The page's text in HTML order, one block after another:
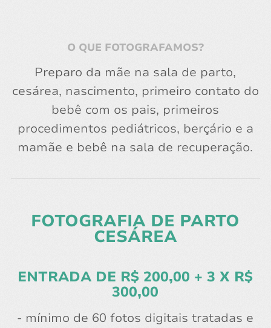
O QUE FOTOGRAFAMOS?
Preparo da mãe na sala de parto,
cesárea, nascimento, primeiro contato do
bebê com os pais, primeiros
procedimentos pediátricos, berçário e a
mamãe e bebê na sala de recuperação.
FOTOGRAFIA DE PARTO
CESÁREA
ENTRADA DE R$ 200,00 + 3 X R$
300,00
- mínimo de 60 fotos digitais tratadas e